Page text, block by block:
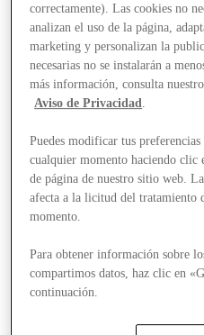
Stores
correctamente). Las cookies no
analizan el uso de la página,
marketing y personalizan la
necesarias no se instalarán a
más información, consulta nuestro
Aviso de Privacidad
Puedes modificar tus
cualquier momento haciendo clic
de página de nuestro sitio web.
afecta a la licitud del tratamiento
momento.
Para obtener información sobre
compartimos datos, haz clic en
continuación.